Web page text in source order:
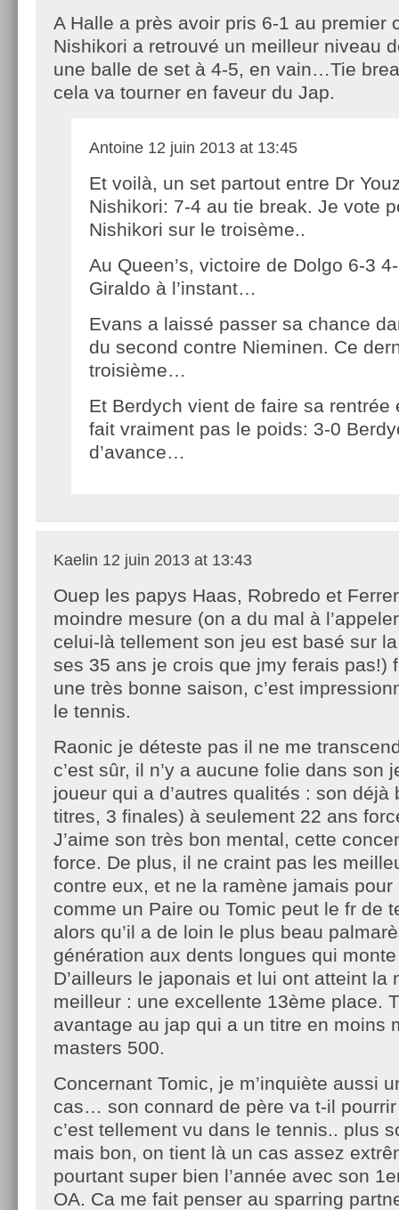
A Halle a près avoir pris 6-1 au premier
Nishikori a retrouvé un meilleur niveau
une balle de set à 4-5, en vain…Tie
cela va tourner en faveur du Jap.
Antoine 12 juin 2013 at 13:45
Et voilà, un set partout entre Dr
Nishikori: 7-4 au tie break. Je vote
Nishikori sur le troisème..
Au Queen’s, victoire de Dolgo 6-3
Giraldo à l’instant…
Evans a laissé passer sa chance
du second contre Nieminen. Ce
troisième…
Et Berdych vient de faire sa rentrée
fait vraiment pas le poids: 3-0
d’avance…
Kaelin 12 juin 2013 at 13:43
Ouep les papys Haas, Robredo et
moindre mesure (on a du mal à
celui-là tellement son jeu est basé sur
ses 35 ans je crois que jmy ferais pas!)
une très bonne saison, c’est
le tennis.
Raonic je déteste pas il ne me
c’est sûr, il n’y a aucune folie dans son
joueur qui a d’autres qualités : son déjà
titres, 3 finales) à seulement 22 ans
J’aime son très bon mental, cette
force. De plus, il ne craint pas les
contre eux, et ne la ramène jamais pour
comme un Paire ou Tomic peut le fr de
alors qu’il a de loin le plus beau
génération aux dents longues qui
D’ailleurs le japonais et lui ont atteint la
meilleur : une excellente 13ème place.
avantage au jap qui a un titre en moins
masters 500.
Concernant Tomic, je m’inquiète aussi
cas… son connard de père va t-il
c’est tellement vu dans le tennis.. plus
mais bon, on tient là un cas assez
pourtant super bien l’année avec son
OA. Ca me fait penser au sparring